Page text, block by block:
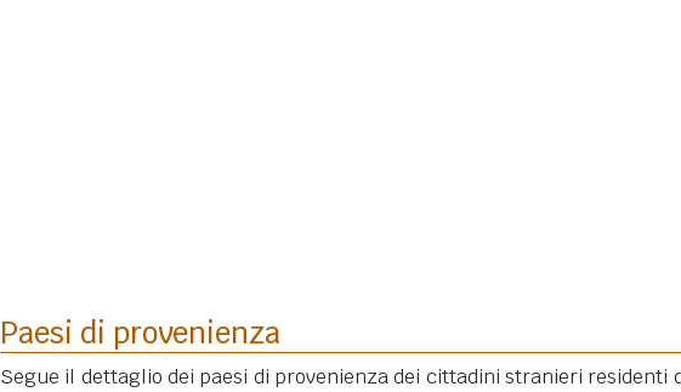
Paesi di provenienza
Segue il dettaglio dei paesi di provenienza dei cittadini stranieri residenti